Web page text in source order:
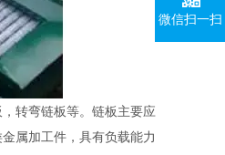
转弯链板等。 链板主要应
属加工件，具有负载能力
微信扫一扫